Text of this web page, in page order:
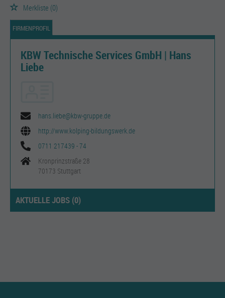
Merkliste (0)
FIRMENPROFIL
KBW Technische Services GmbH | Hans
Liebe
hans.liebe@kbw-gruppe.de
http://www.kolping-bildungswerk.de
0711 217439 - 74
Kronprinzstraße 28
70173 Stuttgart
AKTUELLE JOBS (0)